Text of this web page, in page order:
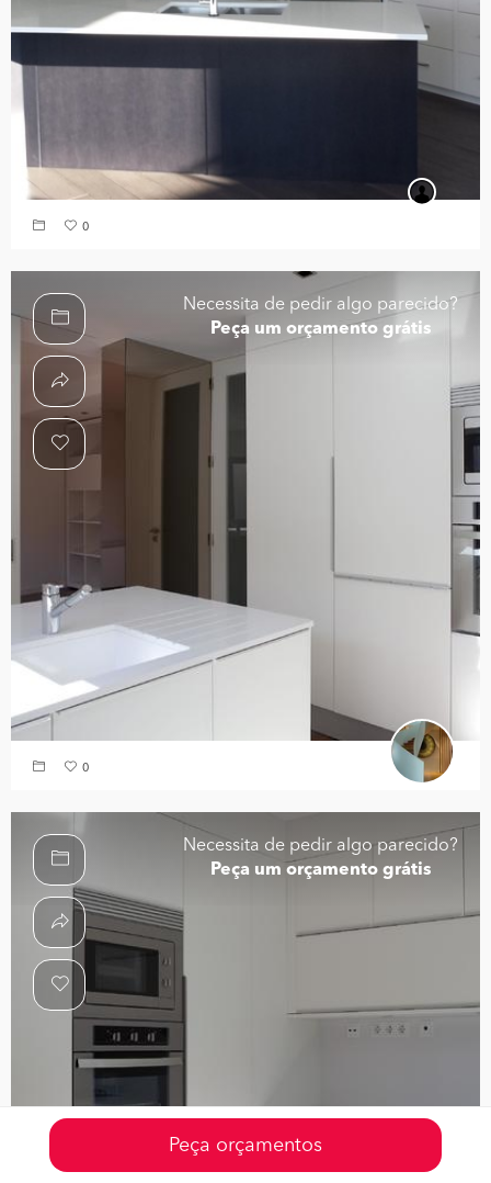
0
Necessita de pedir algo parecido?
Peça um orçamento grátis
0
Necessita de pedir algo parecido?
Peça um orçamento grátis
Peça orçamentos